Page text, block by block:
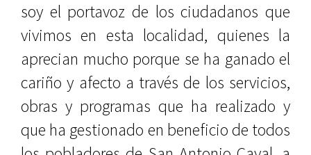
soy el portavoz de los ciudadanos que
vivimos en esta localidad, quienes la
aprecian mucho porque se ha ganado el
cariño y afecto a través de los servicios,
obras y programas que ha realizado y
que ha gestionado en beneficio de todos